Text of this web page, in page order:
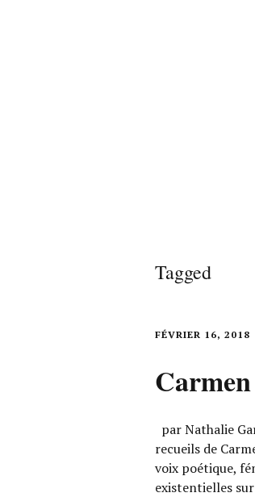
Tagged
FÉVRIER 16, 2018
par Nathalie
recueils de
voix poétique,
existentielles